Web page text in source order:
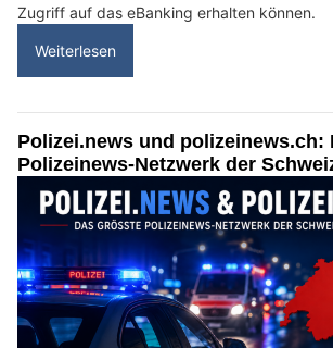
Zugriff auf das eBanking erhalten können.
Weiterlesen
Polizei.news und polizeinews.ch:
Polizeinews-Netzwerk der